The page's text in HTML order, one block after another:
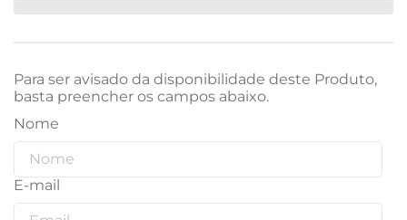
Para ser avisado da disponibilidade deste Produto,
basta preencher os campos abaixo.